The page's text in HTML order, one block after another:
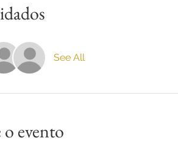
See All
o evento